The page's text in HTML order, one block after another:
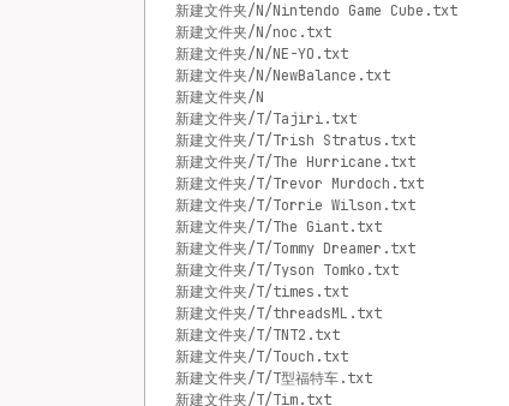
新建文件夹/N/Nintendo Game Cube.txt
新建文件夹/N/noc.txt
新建文件夹/N/NE-YO.txt
新建文件夹/N/NewBalance.txt
新建文件夹/N
新建文件夹/T/Tajiri.txt
新建文件夹/T/Trish Stratus.txt
新建文件夹/T/The Hurricane.txt
新建文件夹/T/Trevor Murdoch.txt
新建文件夹/T/Torrie Wilson.txt
新建文件夹/T/The Giant.txt
新建文件夹/T/Tommy Dreamer.txt
新建文件夹/T/Tyson Tomko.txt
新建文件夹/T/times.txt
新建文件夹/T/threadsML.txt
新建文件夹/T/TNT2.txt
新建文件夹/T/Touch.txt
新建文件夹/T/T型福特车.txt
新建文件夹/T/Tim.txt